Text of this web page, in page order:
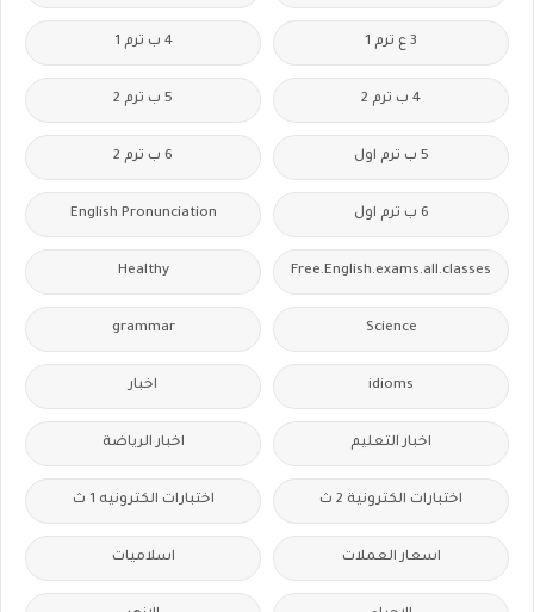
3 ع ترم 1 4 ب ترم 1
4 ب ترم 2 5 ب ترم 2
5 ب ترم اول 6 ب ترم 2
6 ب ترم اول English Pronunciation
Free.English.exams.all.classes
Healthy
Science
grammar
idioms اخبار
اخبار التعليم اخبار الرياضة
اختبارات الكترونية 2 ث اختبارات الكترونيه 1 ث
اسعار العملات اسلاميات